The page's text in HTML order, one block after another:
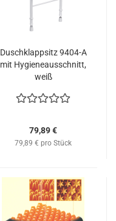
Duschklappsitz 9404-A
mit Hygieneausschnitt,
weiß
79,89 €
79,89 € pro Stück